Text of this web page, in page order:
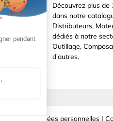
Découvrez plus
dans notre
Distributeurs,
dédiés à notre
Outillage,
d'autres.
Données personnelles |